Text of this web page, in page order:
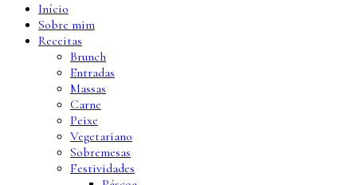
Início
Sobre mim
Receitas
Brunch
Entradas
Massas
Carne
Peixe
Vegetariano
Sobremesas
Festividades